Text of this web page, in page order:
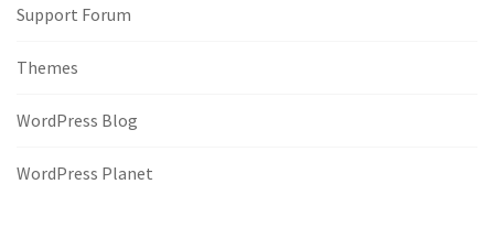
Support Forum
Themes
WordPress Blog
WordPress Planet